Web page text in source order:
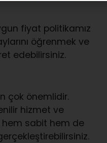
fiyat politikamız
öğrenmek ve
edebilirsiniz.
çok önemlidir.
hizmet ve
hem sabit hem de